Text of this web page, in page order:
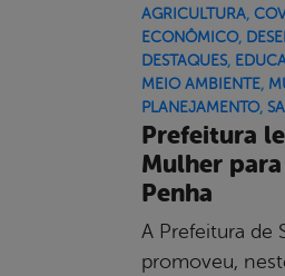
AGRICULTURA,
ECONÔMICO,
DESTAQUES,
MEIO AMBIENTE,
PLANEJAMENTO,
Prefeitura
Mulher
Penha
A Prefeitura de
promoveu,